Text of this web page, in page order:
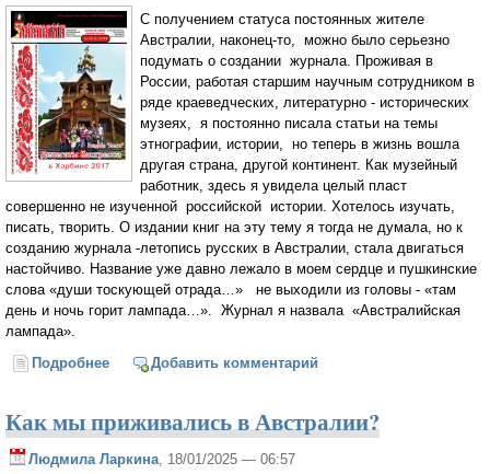
С получением статуса постоянных жителе
Австралии, наконец-то, можно было серьезно
подумать о создании журнала. Проживая в
России, работая старшим научным сотрудником в
ряде краеведческих, литературно - исторических
музеях, я постоянно писала статьи на темы
этнографии, истории, но теперь в жизнь вошла
другая страна, другой континент. Как музейный
работник, здесь я увидела целый пласт
совершенно не изученной российской истории. Хотелось изучать,
писать, творить. О издании книг на эту тему я тогда не думала, но к
созданию журнала -летопись русских в Австралии, стала двигаться
настойчиво. Название уже давно лежало в моем сердце и пушкинские
слова «души тоскующей отрада…» не выходили из головы - «там
день и ночь горит лампада…». Журнал я назвала «Австралийская
лампада».
Подробнее о Почему я решила открыть литературно-
Добавить комментарий
Как мы приживались в Австралии?
Людмила Ларкина, 18/01/2025 — 06:57